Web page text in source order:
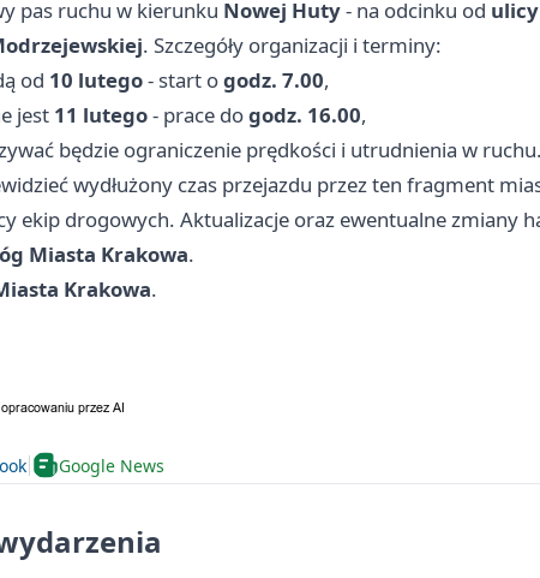
pas ruchu w kierunku Nowej Huty- na odcinku od
. Szczegóły organizacji i terminy:
od 10 lutego- start ogodz. 7.00,
jest 11 lutego- prace dogodz. 16.00,
będzie ograniczenie prędkości i utrudnienia w ruchu.
wydłużony czas przejazdu przez ten fragment
ekip drogowych. Aktualizacje oraz ewentualne zmiany
Miasta Krakowa.
Krakowa.
Google News